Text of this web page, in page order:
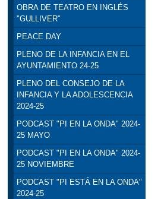
OBRA DE TEATRO EN INGLÉS
"GULLIVER"
PEACE DAY
PLENO DE LA INFANCIA EN EL
AYUNTAMIENTO 24-25
PLENO DEL CONSEJO DE LA
INFANCIA Y LA ADOLESCENCIA
2024-25
PODCAST "PI EN LA ONDA" 2024-
25 MAYO
PODCAST "PI EN LA ONDA" 2024-
25 NOVIEMBRE
PODCAST "PI ESTÁ EN LA ONDA"
2024-25